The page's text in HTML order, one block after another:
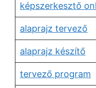
képszerkesztő
alaprajz tervező
alaprajz készítő
tervező program